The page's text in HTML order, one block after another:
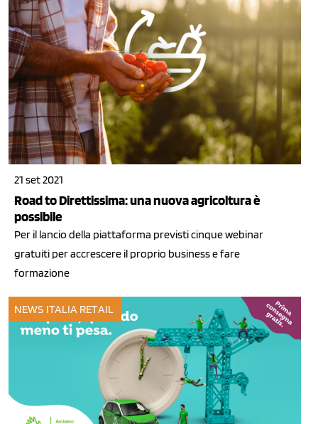
21 set 2021
Road to Direttissima: una nuova agricoltura è
possibile
Per il lancio della piattaforma previsti cinque webinar
gratuiti per accrescere il proprio business e fare
formazione
NEWS ITALIA RETAIL